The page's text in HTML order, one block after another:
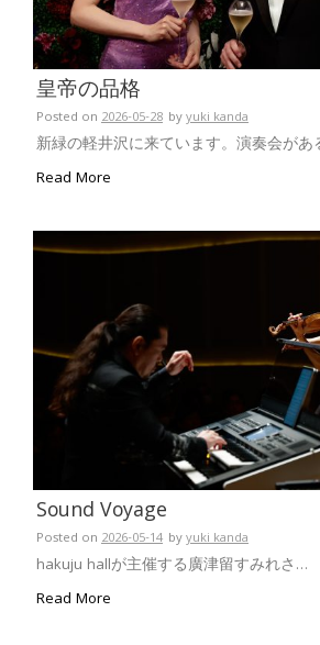
皇帝の品格
Posted on 2026-05-28 byyuki kanda
新緑の軽井沢に来ています。演奏会が
Read More
Sound Voyage
Posted on 2026-05-14 byyuki kanda
hakuju hallが主催する廣津留すみれさ…
Read More